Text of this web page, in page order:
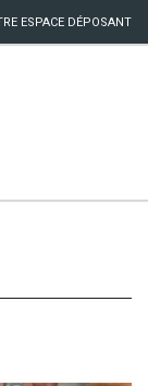
ESPACE DÉPOSANT